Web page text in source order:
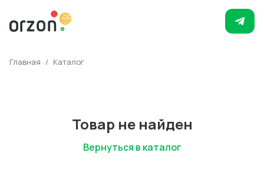
Главная / Каталог
Товар не найден
Вернуться в каталог